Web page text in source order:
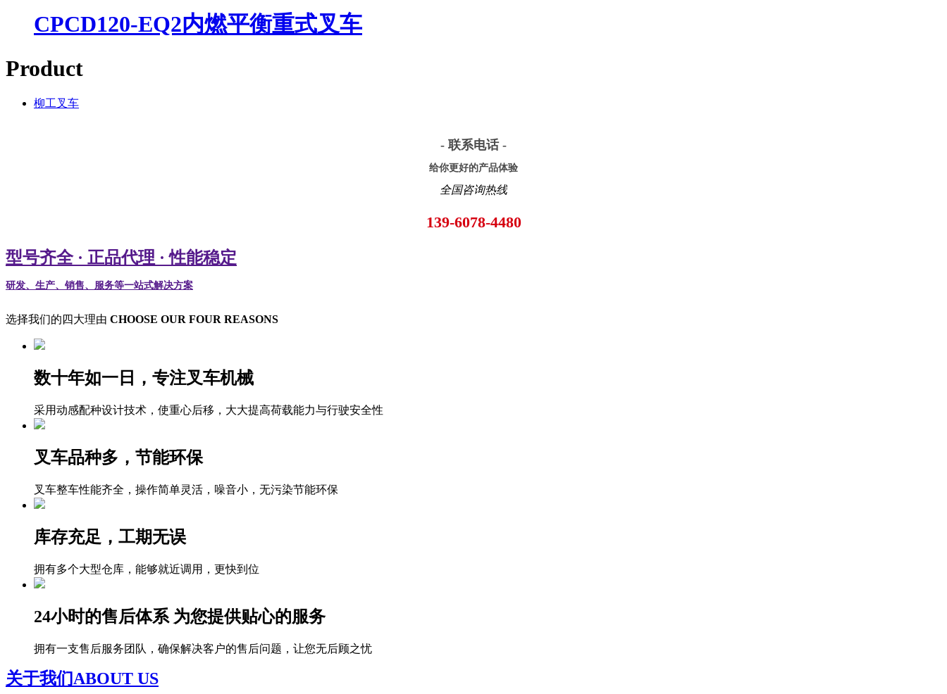
CPCD120-EQ2内燃平衡重式叉车
Product
柳工叉车
- 联系电话 -
给你更好的产品体验
全国咨询热线
139-6078-4480
型号齐全 · 正品代理 · 性能稳定
研发、生产、销售、服务等一站式解决方案
选择我们的四大理由 CHOOSE OUR FOUR REASONS
数十年如一日，专注叉车机械
采用动感配种设计技术，使重心后移，大大提高荷载能力与行驶安全性
叉车品种多，节能环保
叉车整车性能齐全，操作简单灵活，噪音小，无污染节能环保
库存充足，工期无误
拥有多个大型仓库，能够就近调用，更快到位
24小时的售后体系 为您提供贴心的服务
拥有一支售后服务团队，确保解决客户的售后问题，让您无后顾之忧
关于我们ABOUT US